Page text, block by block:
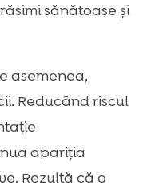
sănătoase și
asemenea,
Reducând riscul
apariția
Rezultă că o